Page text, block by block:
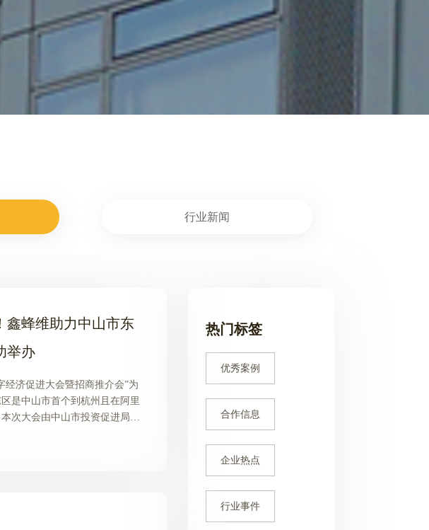
行业新闻
鑫蜂维助力中山市东
举办
经济促进大会暨招商推介会”为
是中山市首个到杭州且在阿里
次大会由中山市投资促进局、
区街道办事处主办，杭州鑫蜂
热门标签
优秀案例
合作信息
企业热点
行业事件